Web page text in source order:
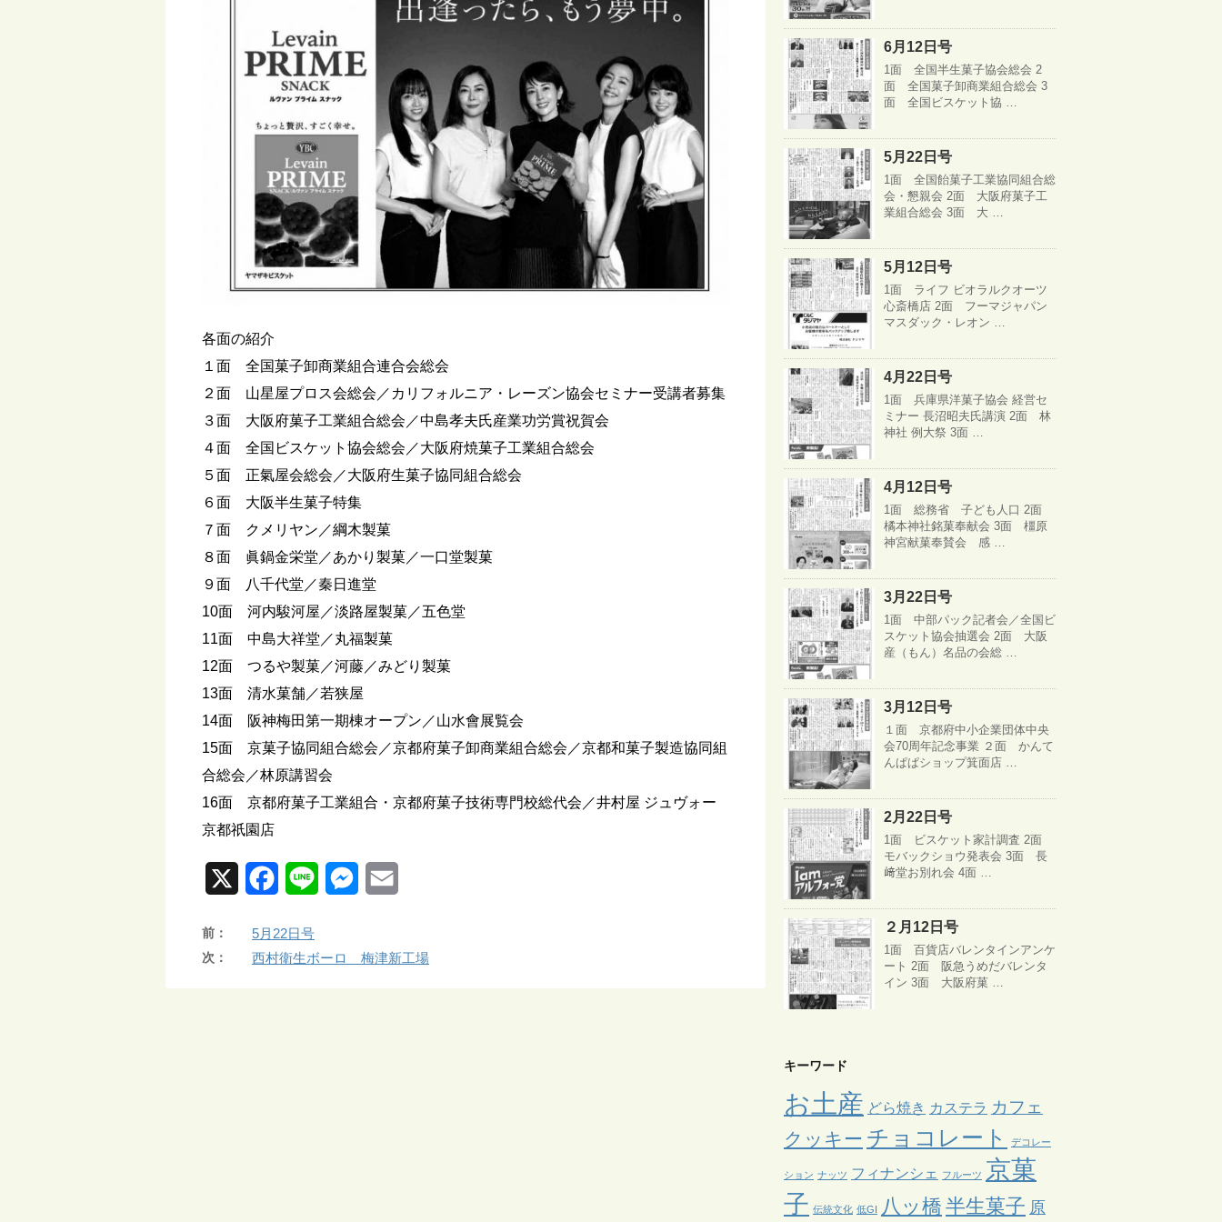
各面の紹介
１面 全国菓子卸商業組合連合会総会
２面 山星屋プロス会総会／カリフォルニア・レーズン協会セミナー受講者募集
３面 大阪府菓子工業組合総会／中島孝夫氏産業功労賞祝賀会
４面 全国ビスケット協会総会／大阪府焼菓子工業組合総会
５面 正氣屋会総会／大阪府生菓子協同組合総会
６面 大阪半生菓子特集
７面 クメリヤン／綱木製菓
８面 眞鍋金栄堂／あかり製菓／一口堂製菓
９面 八千代堂／秦日進堂
10面 河内駿河屋／淡路屋製菓／五色堂
11面 中島大祥堂／丸福製菓
12面 つるや製菓／河藤／みどり製菓
13面 清水菓舗／若狭屋
14面 阪神梅田第一期棟オープン／山水會展覧会
15面 京菓子協同組合総会／京都府菓子卸商業組合総会／京都和菓子製造協同組
合総会／林原講習会
16面 京都府菓子工業組合・京都府菓子技術専門校総代会／井村屋 ジュヴォー
京都祇園店
c
前： 5月22日号
次： 西村衛生ボーロ 梅津新工場
6月12日号
1面 全国半生菓子協会総会 2
面 全国菓子卸商業組合総会 3
面 全国ビスケット協 …
5月22日号
1面 全国飴菓子工業協同組合総
会・懇親会 2面 大阪府菓子工
業組合総会 3面 大 …
5月12日号
1面 ライフ ビオラルクオーツ
心斎橋店 2面 フーマジャパン
マスダック・レオン …
4月22日号
1面 兵庫県洋菓子協会 経営セ
ミナー 長沼昭夫氏講演 2面 林
神社 例大祭 3面 …
4月12日号
1面 総務省 子ども人口 2面
橘本神社銘菓奉献会 3面 橿原
神宮献菓奉賛会 感 …
3月22日号
1面 中部パック記者会／全国ビ
スケット協会抽選会 2面 大阪
産（もん）名品の会総 …
3月12日号
１面 京都府中小企業団体中央
会70周年記念事業 ２面 かんて
んぱぱショップ箕面店 …
2月22日号
1面 ビスケット家計調査 2面
モバックショウ発表会 3面 長
﨑堂お別れ会 4面 …
２月12日号
1面 百貨店バレンタインアンケ
ート 2面 阪急うめだバレンタ
イン 3面 大阪府菓 …
キーワード
お土産 どら焼き カステラ カフェ
クッキー チョコレート デコレー
ション ナッツ フィナンシェ フルーツ 京菓
子 伝統文化 低GI 八ッ橋 半生菓子 原